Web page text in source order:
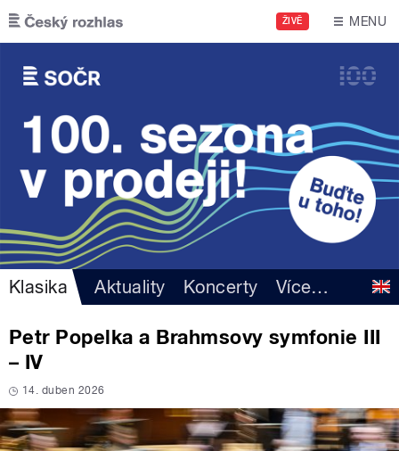
Přejít k hlavnímu obsahu
ŽIVĚ MENU
Klasika Aktuality Koncerty Více…
Petr Popelka a Brahmsovy symfonie III
– IV
14. duben 2026